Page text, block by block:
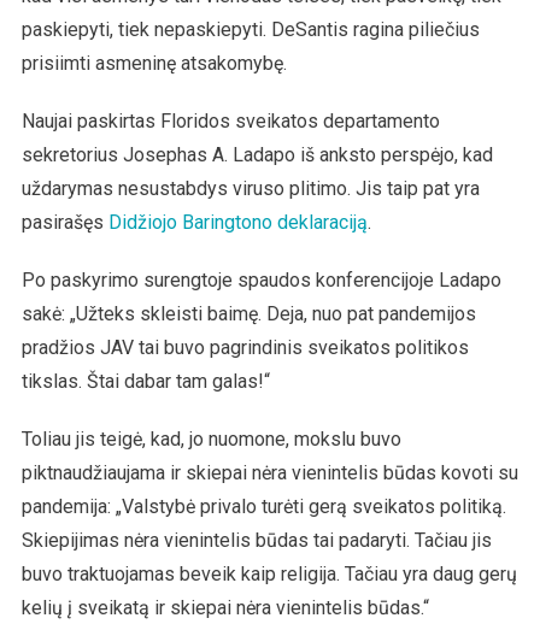
paskiepyti, tiek nepaskiepyti. DeSantis ragina piliečius
prisiimti asmeninę atsakomybę.
Naujai paskirtas Floridos sveikatos departamento
sekretorius Josephas A. Ladapo iš anksto perspėjo, kad
uždarymas nesustabdys viruso plitimo. Jis taip pat yra
pasirašęs Didžiojo Baringtono deklaraciją.
Po paskyrimo surengtoje spaudos konferencijoje Ladapo
sakė: „Užteks skleisti baimę. Deja, nuo pat pandemijos
pradžios JAV tai buvo pagrindinis sveikatos politikos
tikslas. Štai dabar tam galas!“
Toliau jis teigė, kad, jo nuomone, mokslu buvo
piktnaudžiaujama ir skiepai nėra vienintelis būdas kovoti su
pandemija: „Valstybė privalo turėti gerą sveikatos politiką.
Skiepijimas nėra vienintelis būdas tai padaryti. Tačiau jis
buvo traktuojamas beveik kaip religija. Tačiau yra daug gerų
kelių į sveikatą ir skiepai nėra vienintelis būdas.“